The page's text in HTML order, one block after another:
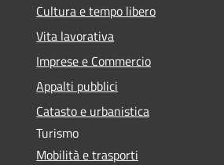
Cultura e tempo libero
Vita lavorativa
Imprese e Commercio
Appalti pubblici
Catasto e urbanistica
Turismo
Mobilità e trasporti